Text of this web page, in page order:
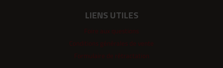
LIENS UTILES
Foire aux questions
Conditions générales de vente
Formulaire de rétractation